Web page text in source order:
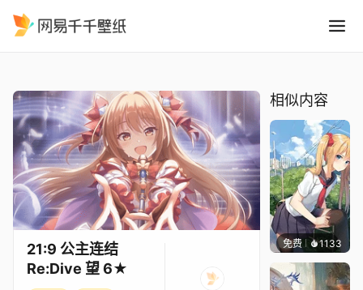
21:9 公主连结
Re:Dive 望 6★
相似内容
免费 1133